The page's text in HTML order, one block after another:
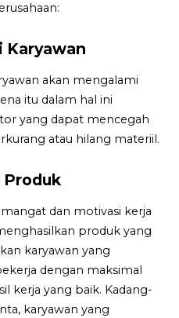
Karyawan
akan mengalami
itu dalam hal ini
yang dapat mencegah
atau hilang materiil.
dan motivasi kerja
produk yang
karyawan yang
dengan maksimal
kerja yang baik. Kadang-
karyawan yang